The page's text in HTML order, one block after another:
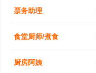
票务助理
食堂厨师/煮食
厨房阿姨